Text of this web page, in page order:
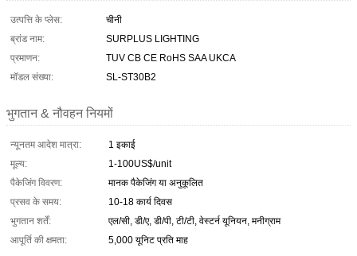
उत्पत्ति के प्लेस:
चीनी
ब्रांड नाम:
SURPLUS LIGHTING
प्रमाणन:
TUV CB CE RoHS SAA UKCA
मॉडल संख्या:
SL-ST30B2
भुगतान & नौवहन नियमों
न्यूनतम आदेश मात्रा:
1 इकाई
मूल्य:
1-100US$/unit
पैकेजिंग विवरण:
मानक पैकेजिंग या अनुकूलित
प्रसव के समय:
10-18 कार्य दिवस
भुगतान शर्तें:
एल/सी, डी/ए, डी/पी, टी/टी, वेस्टर्न यूनियन, मनीग्राम
आपूर्ति की क्षमता:
5,000 यूनिट प्रति माह